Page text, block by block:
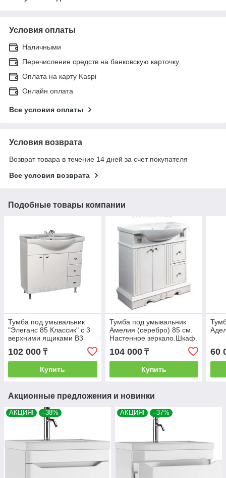
Условия оплаты
Наличными
Перечисление средств на банковскую карточку.
Оплата на карту Kaspi
Онлайн оплата
Все условия оплаты
Условия возврата
Возврат товара в течение 14 дней за счет покупателя
Все условия возврата
Подобные товары компании
Тумба под умывальник
"Элеганс 85 Классик" с 3
верхними ящиками В3
102 000 ₸
Купить
Тумба под умывальник
Амелия (серебро) 85 см.
Настенное зеркало.Шкаф.
104 000₸
Купить
60
Акционные предложения и новинки
АКЦИЯ! –38% АКЦИЯ! –37%